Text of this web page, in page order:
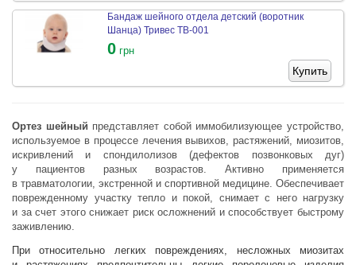
Бандаж шейного отдела детский (воротник
Шанца) Тривес ТВ-001
0 грн
Купить
Ортез шейный представляет собой иммобилизующее устройство,
используемое в процессе лечения вывихов, растяжений, миозитов,
искривлений и спондилолизов (дефектов позвонковых дуг)
у пациентов разных возрастов. Активно применяется
в травматологии, экстренной и спортивной медицине. Обеспечивает
поврежденному участку тепло и покой, снимает с него нагрузку
и за счет этого снижает риск осложнений и способствует быстрому
заживлению.
При относительно легких повреждениях, несложных миозитах